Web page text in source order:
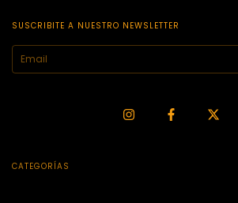
SUSCRIBITE A NUESTRO NEWSLETTER
CATEGORÍAS